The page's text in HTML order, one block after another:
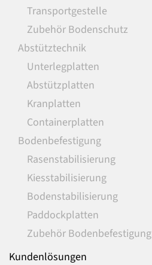
Transportgestelle
Zubehör Bodenschutz
Abstütztechnik
Unterlegplatten
Abstützplatten
Kranplatten
Containerplatten
Bodenbefestigung
Rasenstabilisierung
Kiesstabilisierung
Bodenstabilisierung
Paddockplatten
Zubehör Bodenbefestigung
Kundenlösungen